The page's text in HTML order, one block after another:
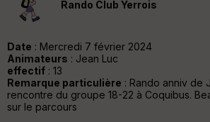
Rando Club Yerrois
Date : Mercredi 7 février 2024
Animateurs : Jean Luc
effectif : 13
Remarque particulière : Rando anniv de
rencontre du groupe 18-22 à Coquibus.
sur le parcours